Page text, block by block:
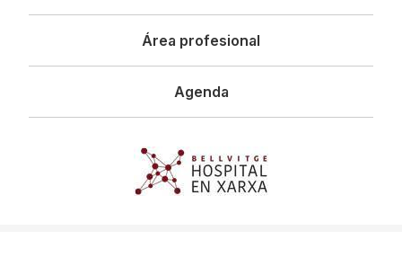
Área profesional
Agenda